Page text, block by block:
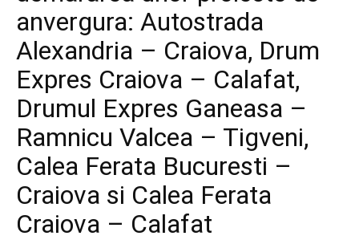
anvergura: Autostrada
Alexandria – Craiova, Drum
Expres Craiova – Calafat,
Drumul Expres Ganeasa –
Ramnicu Valcea – Tigveni,
Calea Ferata Bucuresti –
Craiova si Calea Ferata
Craiova – Calafat